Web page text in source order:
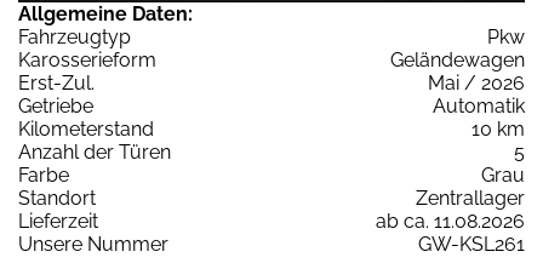
Allgemeine Daten:
Fahrzeugtyp
Pkw
Karosserieform
Geländewagen
Erst-Zul.
Mai / 2026
Getriebe
Automatik
Kilometerstand
10 km
Anzahl der Türen
5
Farbe
Grau
Standort
Zentrallager
Lieferzeit
ab ca. 11.08.2026
Unsere Nummer
GW-KSL261